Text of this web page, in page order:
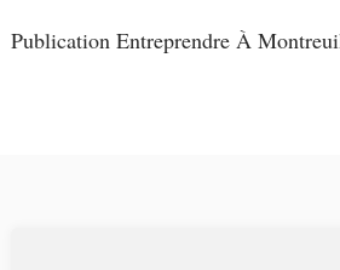
Publication Entreprendre À